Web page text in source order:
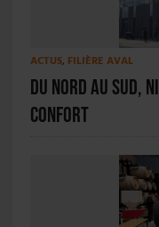
ACTUS, FILIÈRE AVAL
Du Nord au Sud,
confort